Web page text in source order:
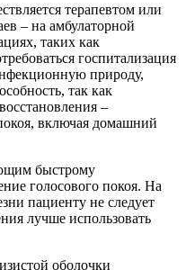
терапевтом или
– на амбулаторной
таких как
госпитализация
природу,
так как
–
включая домашний
быстрому
голосового покоя. На
пациенту не следует
лучше использовать
оболочки